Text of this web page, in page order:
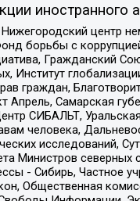
иностранного
центр
борьбы с
Гражданский
Институт
граждан,
Апрель, Самарская
СИБАЛЬТ,
человека,
Министров
- Сибирь, Частное
Общественная